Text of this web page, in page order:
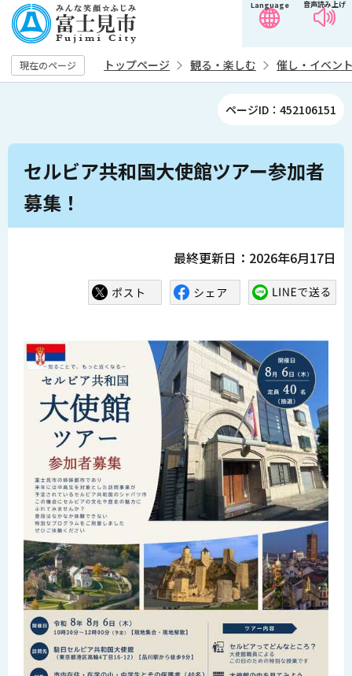
の
ペ
ー
音声読み上げ
Language
現在のページ トップページ 観る・楽しむ 催し・イベン
ページID：452106151
本
か
セルビア共和国大使館ツアー参加者
募集！
最終更新日：2026年6月17日